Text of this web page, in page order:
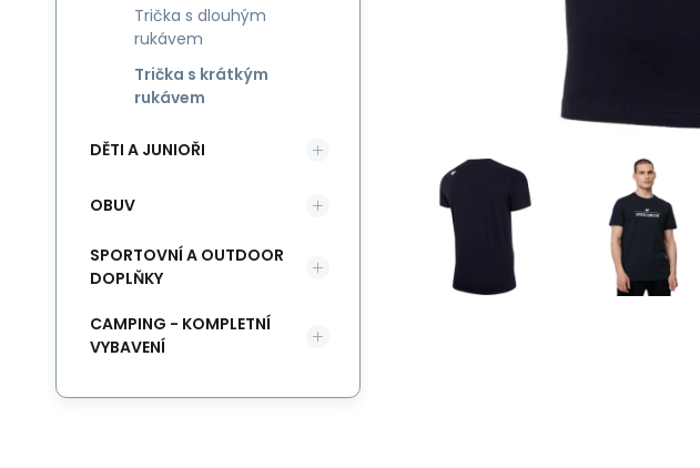
Trička s dlouhým
rukávem
Trička s krátkým
rukávem
DĚTI A JUNIOŘI
OBUV
SPORTOVNÍ A OUTDOOR
DOPLŇKY
CAMPING - KOMPLETNÍ
VYBAVENÍ